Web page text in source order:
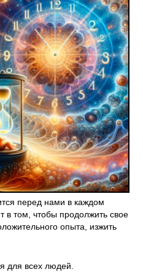
перед нами в каждом
в том, чтобы продолжить свое
опыта, изжить
для всех людей.